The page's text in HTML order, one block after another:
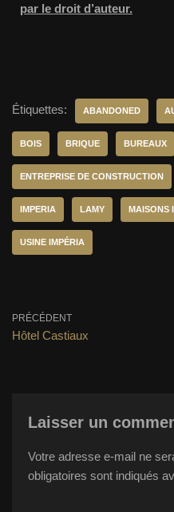
par le droit d’auteur.
Étiquettes: ABANDONED
BOIS BRIQUE BUREAUX
ENTREPRISE DE CONSTRUCTION
IMPERIA LAMY MAISONS
USINE IMPÉRIA
PRÉCÉDENT
Hôtel Castiaux
Laisser un
Votre adresse e-mail ne
obligatoires sont indiqués